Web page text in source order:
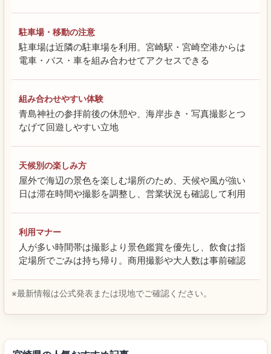
駐車場・移動の注意
駐車場は近隣の駐車場を利用。宮崎駅・宮崎空港からは
電車・バス・車を組み合わせてアクセスできる
組み合わせやすい体験
青島神社の参拝前後の休憩や、海岸歩き・写真撮影とつ
なげて回遊しやすい立地
天候別の楽しみ方
屋外で海辺の景色を楽しむ場所のため、天候や風が強い
日は滞在時間や撮影を調整し、営業状況も確認して利用
利用マナー
人が多い時間帯は撮影より景色鑑賞を優先し、飲食は指
定場所でごみは持ち帰り。商用撮影や大人数は事前確認
※最新情報は公式発表または現地でご確認ください。